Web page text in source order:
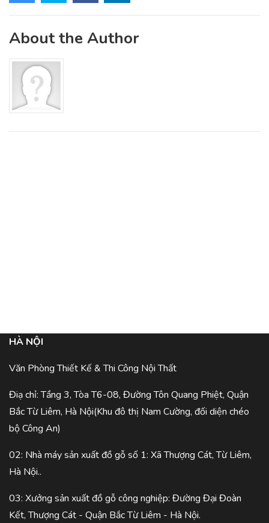
About the Author
HÀ NỘI
Văn Phòng Thiết Kế & Thi Công Nội Thất
Điạ chỉ: Tầng 3, Tòa T6-08, Đường Tôn Quang Phiệt, Quận
Bắc Từ Liêm, Hà Nội(Khu đô thị Nam Cường, đối diện chéo
bộ Công An)
02: Nhà máy sản xuất đồ gỗ số 1: Xã Thượng Cát, Từ Liêm,
Hà Nội..
03: Xưởng sản xuất đồ gỗ công nghiệp: Đường Đại Đoàn
Kết, Thượng Cát - Quận Bắc Từ Liêm - Hà Nội.